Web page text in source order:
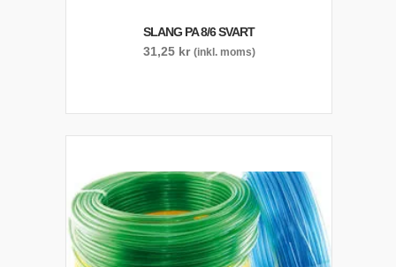
SLANG PA 8/6 SVART
31,25 kr (inkl. moms)